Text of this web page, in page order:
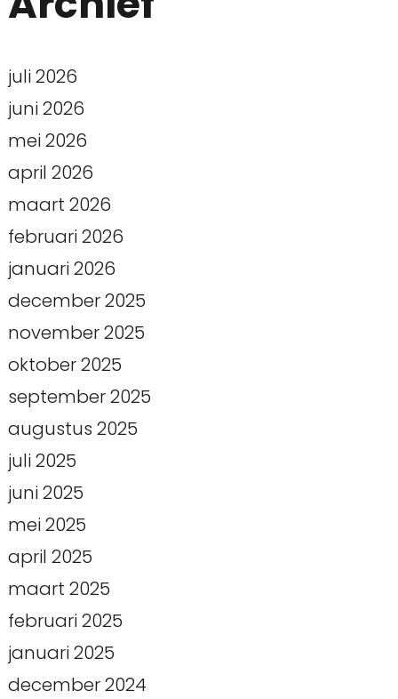
juli 2026
juni 2026
mei 2026
april 2026
maart 2026
februari 2026
januari 2026
december 2025
november 2025
oktober 2025
september 2025
augustus 2025
juli 2025
juni 2025
mei 2025
april 2025
maart 2025
februari 2025
januari 2025
december 2024